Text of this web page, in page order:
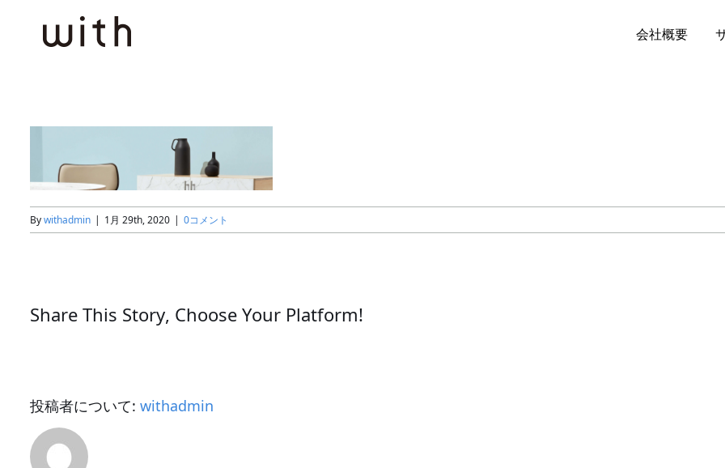
会社概要
Bywithadmin | 1月 29th, 2020 | 0コメント
Share This Story, Choose Your Platform!
投稿者について: withadmin